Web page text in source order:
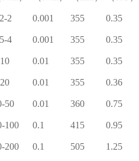
2 0.001 355 0.35
4 0.001 355 0.35
0.01 355 0.35
0.01 355 0.36
50 0.01 360 0.75
100 0.1 415 0.95
200 0.1 505 1.25